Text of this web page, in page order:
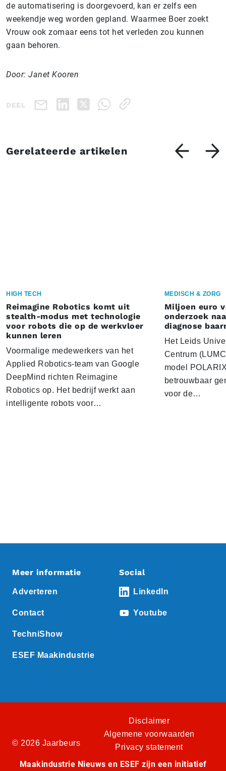
de automatisering is doorgevoerd, kan er zelfs een
weekendje weg worden gepland. Waarmee Boer zoekt
Vrouw ook zomaar eens tot het verleden zou kunnen
gaan behoren.
Door: Janet Kooren
DEEL
Gerelateerde artikelen
HIGH TECH
Reimagine Robotics komt uit
stealth-modus met technologie
voor robots die op de werkvloer
kunnen leren
Voormalige medewerkers van het
Applied Robotics-team van Google
DeepMind richten Reimagine
Robotics op. Het bedrijf werkt aan
intelligente robots voor…
MEDISCH & ZORG
Miljoen euro
onderzoek
diagnose
Het Leids
Centrum
model
betrouwbaar
voor de…
Meer informatie
Adverteren
Contact
TechniShow
ESEF Maakindustrie
Social
LinkedIn
Youtube
© 2026 Jaarbeurs
Disclaimer
Algemene voorwaarden
Privacy statement
Maakindustrie Nieuws en ESEF zijn een initiatief